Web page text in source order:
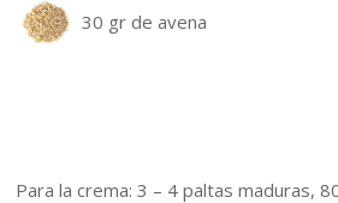
30 gr de avena
Para la crema: 3 – 4 paltas maduras,